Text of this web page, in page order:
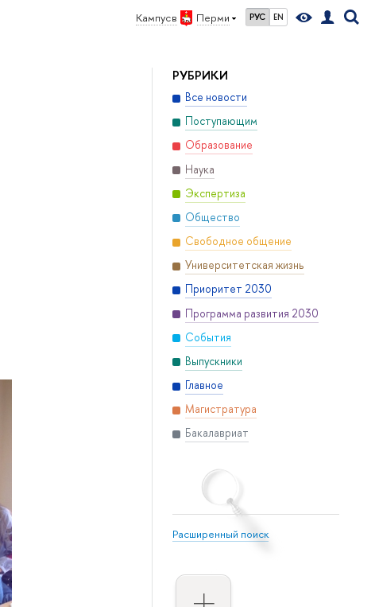
Кампус в Перми РУС EN
РУБРИКИ
Все новости
Поступающим
Образование
Наука
Экспертиза
Общество
Свободное общение
Университетская жизнь
Приоритет 2030
Программа развития 2030
События
Выпускники
Главное
Магистратура
Бакалавриат
Расширенный поиск